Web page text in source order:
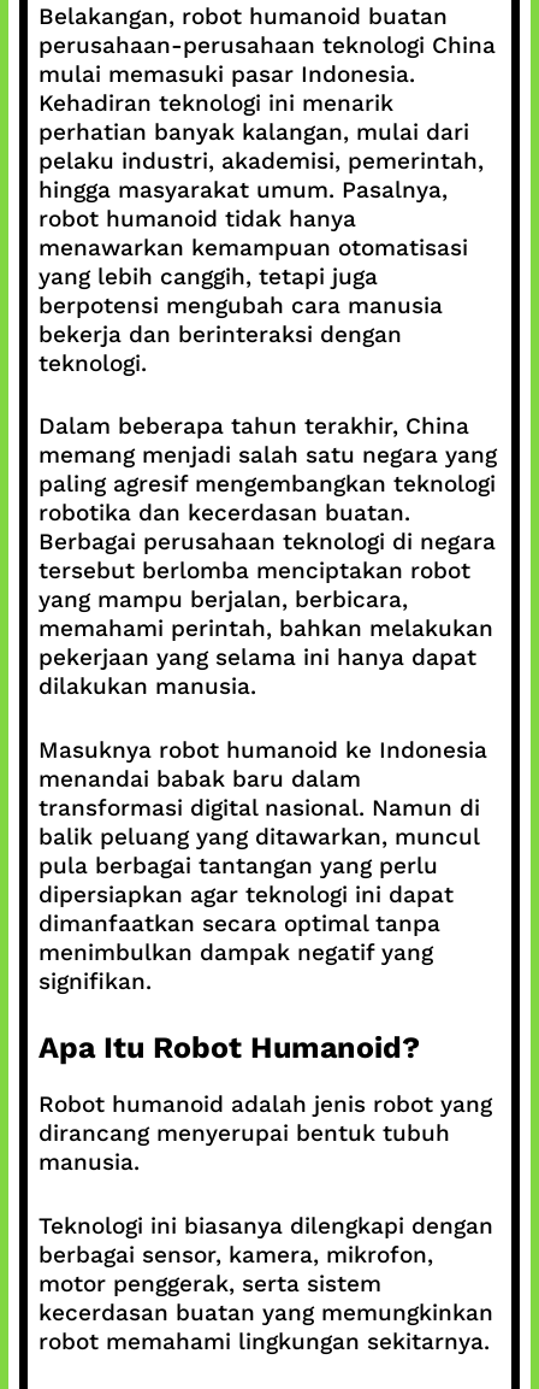
Belakangan, robot humanoid buatan
perusahaan-perusahaan teknologi China
mulai memasuki pasar Indonesia.
Kehadiran teknologi ini menarik
perhatian banyak kalangan, mulai dari
pelaku industri, akademisi, pemerintah,
hingga masyarakat umum. Pasalnya,
robot humanoid tidak hanya
menawarkan kemampuan otomatisasi
yang lebih canggih, tetapi juga
berpotensi mengubah cara manusia
bekerja dan berinteraksi dengan
teknologi.
Dalam beberapa tahun terakhir, China
memang menjadi salah satu negara yang
paling agresif mengembangkan teknologi
robotika dan kecerdasan buatan.
Berbagai perusahaan teknologi di negara
tersebut berlomba menciptakan robot
yang mampu berjalan, berbicara,
memahami perintah, bahkan melakukan
pekerjaan yang selama ini hanya dapat
dilakukan manusia.
Masuknya robot humanoid ke Indonesia
menandai babak baru dalam
transformasi digital nasional. Namun di
balik peluang yang ditawarkan, muncul
pula berbagai tantangan yang perlu
dipersiapkan agar teknologi ini dapat
dimanfaatkan secara optimal tanpa
menimbulkan dampak negatif yang
signifikan.
Apa Itu Robot Humanoid?
Robot humanoid adalah jenis robot yang
dirancang menyerupai bentuk tubuh
manusia.
Teknologi ini biasanya dilengkapi dengan
berbagai sensor, kamera, mikrofon,
motor penggerak, serta sistem
kecerdasan buatan yang memungkinkan
robot memahami lingkungan sekitarnya.